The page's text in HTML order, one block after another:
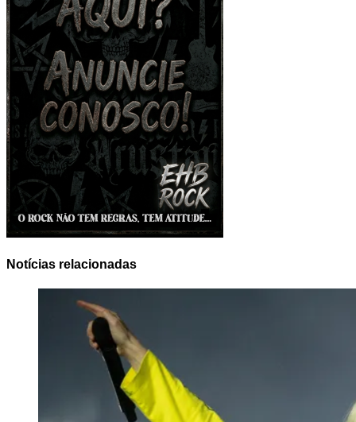
Notícias relacionadas